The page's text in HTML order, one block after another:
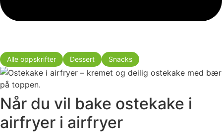
Alle oppskrifter Dessert Snacks
Når du vil bake ostekake i
airfryer i airfryer